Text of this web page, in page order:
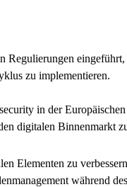
Regulierungen
zu implementieren.
in der
digitalen Binnenmarkt
Elementen zu
während